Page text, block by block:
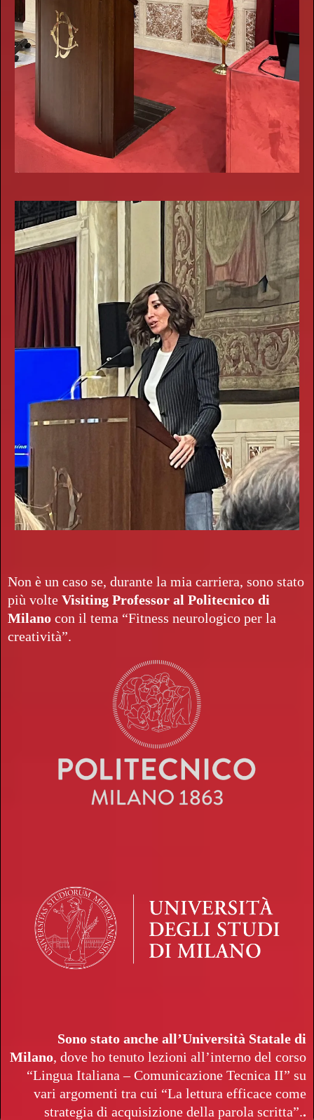
Non è un caso se, durante la mia carriera, sono stato
più volte Visiting Professor al Politecnico di
Milano con il tema “Fitness neurologico per la
creatività”.
Sono stato anche all’Università Statale di
Milano, dove ho tenuto lezioni all’interno del corso
“Lingua Italiana – Comunicazione Tecnica II” su
vari argomenti tra cui “La lettura efficace come
strategia di acquisizione della parola scritta”..